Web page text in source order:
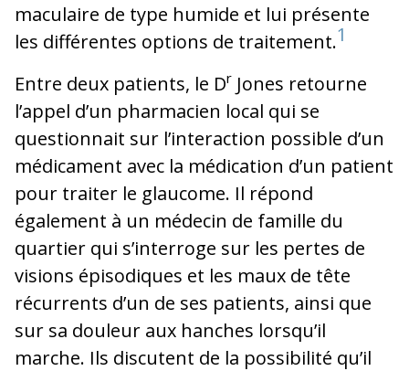
maculaire de type humide et lui présente
les différentes options de traitement.1
Entre deux patients, le Dr Jones retourne
l’appel d’un pharmacien local qui se
questionnait sur l’interaction possible d’un
médicament avec la médication d’un patient
pour traiter le glaucome. Il répond
également à un médecin de famille du
quartier qui s’interroge sur les pertes de
visions épisodiques et les maux de tête
récurrents d’un de ses patients, ainsi que
sur sa douleur aux hanches lorsqu’il
marche. Ils discutent de la possibilité qu’il